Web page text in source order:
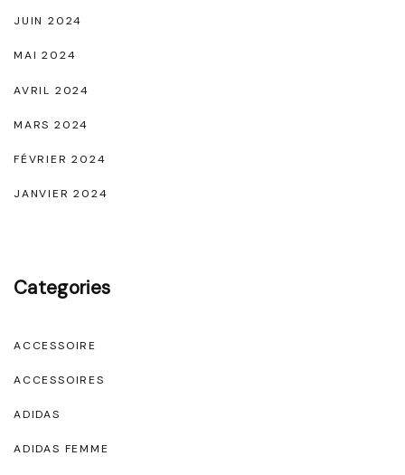
JUIN 2024
MAI 2024
AVRIL 2024
MARS 2024
FÉVRIER 2024
JANVIER 2024
Categories
ACCESSOIRE
ACCESSOIRES
ADIDAS
ADIDAS FEMME